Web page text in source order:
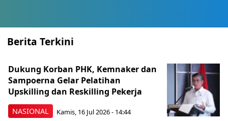
Berita Terkini
NASIONAL
Dukung Korban PHK, Kemnaker dan
Sampoerna Gelar Pelatihan
Upskilling dan Reskilling Pekerja
Kamis, 16 Jul 2026 - 14:44